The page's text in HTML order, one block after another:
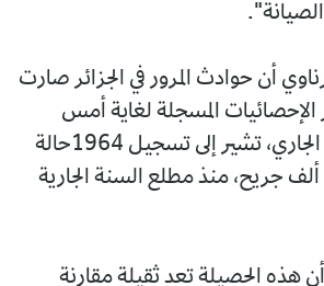
أن حوادث المرور في الجزائر صارت
الإحصائيات المسجلة لغاية أمس
الإثنين، 15 ديسمبر الجاري، تشير إلى تسجيل 1964حالة
وفاة، وأكثر من 80 ألف جريح، منذ مطلع السنة الجارية
هذه الحصيلة تعد ثقيلة مقارنة